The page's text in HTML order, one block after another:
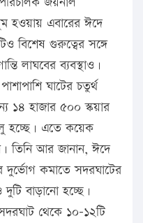
হওয়ায় এবারের ঈদে
বিশেষ গুরুত্বের সঙ্গে
লাঘবের ব্যবস্থাও।
ঘাটের চতুর্থ
১৪ হাজার ৫০০ স্কয়ার
এতে কয়েক
তিনি আর জানান, ঈদে
দুর্ভোগ কমাতে সদরঘাটের
বাড়ানো হচ্ছে।
থেকে ১০-১২টি